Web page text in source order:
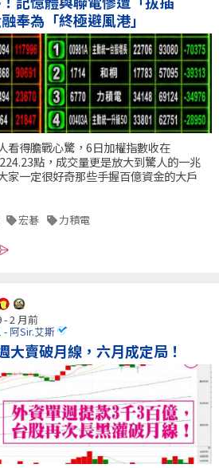
奉為「終極避風港」
看得膽戰心驚，6日加權指數收在
點，成交量更是放大到驚人的一兆
家一定很好奇那些手握百億資金的大戶
宏碁 力積電
2 月前
阿Sir.艾斯
大賣破月線，六月成定局！